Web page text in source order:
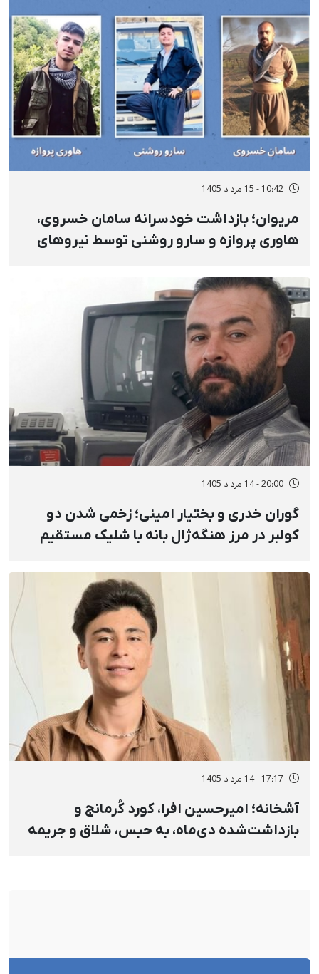
10:42 - 15 مرداد 1405
مریوان؛ بازداشت‌ خودسرانه سامان خسروی،
هاوری پروازه و سارو روشنی توسط نیروهای
20:00 - 14 مرداد 1405
گوران خدری و بختیار امینی؛ زخمی شدن دو
کولبر در مرز هنگه‌ژال بانه با شلیک مستقیم
17:17 - 14 مرداد 1405
آشخانه؛ امیرحسین افرا، کورد کُرمانج و
بازداشت‌شده دی‌ماه، به حبس، شلاق و جریمه